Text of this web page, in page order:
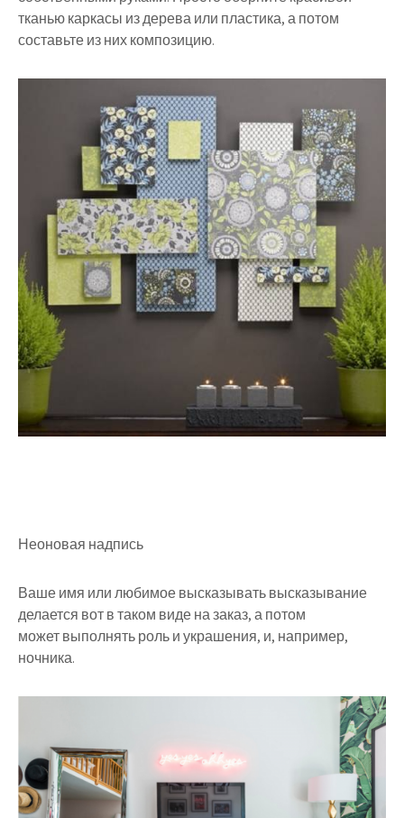
тканью каркасы из дерева или пластика, а потом
составьте из них композицию.
Неоновая надпись
Ваше имя или любимое высказывать высказывание
делается вот в таком виде на заказ, а потом
может выполнять роль и украшения, и, например,
ночника.